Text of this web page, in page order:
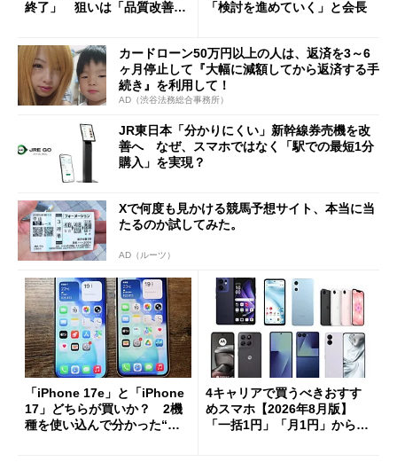
終了」 狙いは「品質改善」
も
「検討を進めていく」と会長
カードローン50万円以上の人は、返済を3～6
ヶ月停止して『大幅に減額してから返済する手
続き』を利用して！
AD（渋谷法務総合事務所）
JR東日本「分かりにくい」新幹線券売機を改
善へ なぜ、スマホではなく「駅での最短1分
購入」を実現？
Xで何度も見かける競馬予想サイト、本当に当
たるのか試してみた。
AD（ルーツ）
「iPhone 17e」と「iPhone
17」どちらが買いか？ 2機
種を使い込んで分かった“ス
4キャリアで買うべきおすす
めスマホ【2026年8月版】
「一括1円」「月1円」からお